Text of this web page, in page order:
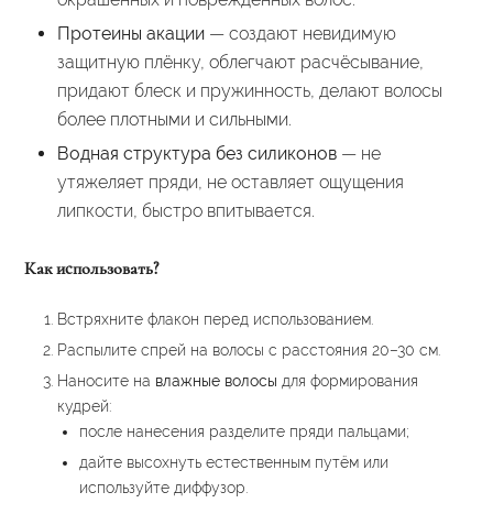
Протеины акации— создают невидимую
защитную плёнку, облегчают расчёсывание,
придают блеск и пружинность, делают волосы
более плотными и сильными.
Водная структура без силиконов— не
утяжеляет пряди, не оставляет ощущения
липкости, быстро впитывается.
Как использовать?
Встряхните флакон перед использованием.
Распылите спрей на волосы с расстояния 20–30 см.
Наносите на влажные волосы для формирования
кудрей:
после нанесения разделите пряди пальцами;
дайте высохнуть естественным путём или
используйте диффузор.